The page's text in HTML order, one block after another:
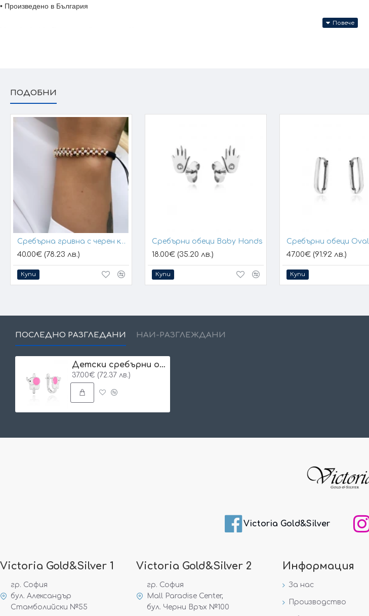
• Произведено в България
ПОДОБНИ
Сребърна гривна с черен конец и позлатени топчета
40.00€ (78.23 лв.)
Купи
Сребърни обеци Baby Hands
18.00€ (35.20 лв.)
Купи
Сребърни обеци Oval
47.00€ (91.92 лв.)
Купи
ПОСЛЕДНО РАЗГЛЕДАНИ НАЙ-РАЗГЛЕЖДАНИ
Детски сребърни обеци Pink Elephant
37.00€ (72.37 лв.)
Victoria Gold&Silver
Victoria Gold&Silver 1
гр. София
бул. Александър
Стамболийски №55
Victoria Gold&Silver 2
гр. София
Mall Paradise Center,
бул. Черни Връх №100
Информация
За нас
Производство